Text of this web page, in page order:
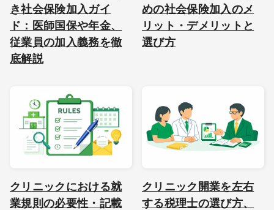
き社会保険加入ガイ
ド：医師国保や年金、
従業員の加入義務を徹
底解説
めの社会保険加入のメ
リット・デメリットと
選び方
クリニックにおける就
業規則の必要性・記載
クリニック開業を左右
する税理士の選び方、